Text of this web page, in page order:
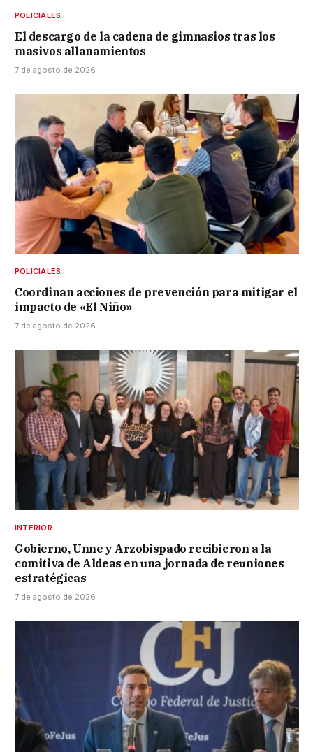
POLICIALES
El descargo de la cadena de gimnasios tras los
masivos allanamientos
7 de agosto de 2026
POLICIALES
Coordinan acciones de prevención para mitigar el
impacto de «El Niño»
7 de agosto de 2026
INTERIOR
Gobierno, Unne y Arzobispado recibieron a la
comitiva de Aldeas en una jornada de reuniones
estratégicas
7 de agosto de 2026